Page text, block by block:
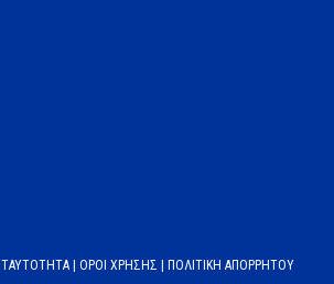
TAYTOTHTA| ΟΡΟΙ ΧΡΗΣΗΣ | ΠΟΛΙΤΙΚΗ ΑΠΟΡΡΗΤΟΥ